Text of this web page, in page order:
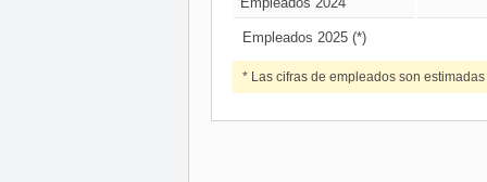
Empleados 2025 (*)
* Las cifras de empleados son estimadas